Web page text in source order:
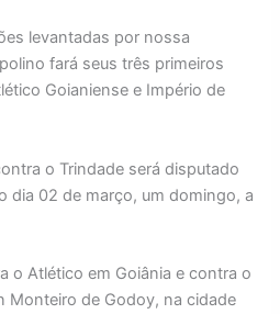
levantadas por nossa
fará seus três primeiros
Goianiense e Império de
o Trindade será disputado
dia 02 de março, um domingo, a
o Atlético em Goiânia e contra o
Monteiro de Godoy, na cidade